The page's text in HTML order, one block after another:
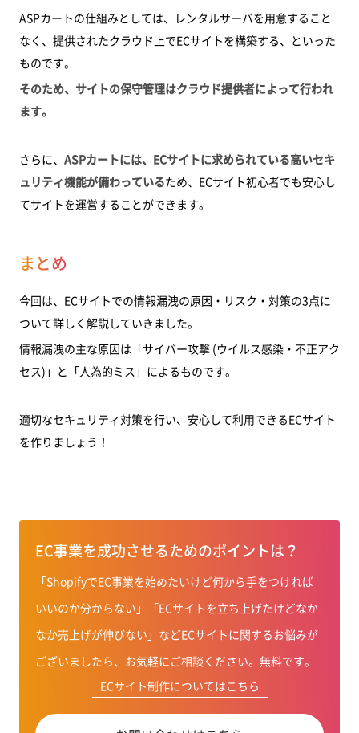
ASPカートの仕組みとしては、レンタルサーバを用意すること
なく、提供されたクラウド上でECサイトを構築する、といった
ものです。
そのため、サイトの保守管理はクラウド提供者によって行われ
ます。
さらに、 ASPカートには、ECサイトに求められている高いセキ
ュリティ機能が備わっているため、ECサイト初心者でも安心し
てサイトを運営することができます。
まとめ
今回は、ECサイトでの情報漏洩の原因・リスク・対策の3点に
ついて詳しく解説していきました。
情報漏洩の主な原因は「サイバー攻撃 (ウイルス感染・不正アク
セス)」と「人為的ミス」によるものです。
適切なセキュリティ対策を行い、安心して利用できるECサイト
を作りましょう！
EC事業を成功させるためのポイントは？
「ShopifyでEC事業を始めたいけど何から手をつければ
いいのか分からない」「ECサイトを立ち上げたけどなか
なか売上げが伸びない」などECサイトに関するお悩みが
ございましたら、お気軽にご相談ください。無料です。
ECサイト制作についてはこちら